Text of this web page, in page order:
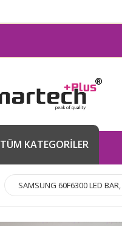
TÜM KATEGORİLER
SAMSUNG 60F6300 LED BAR,